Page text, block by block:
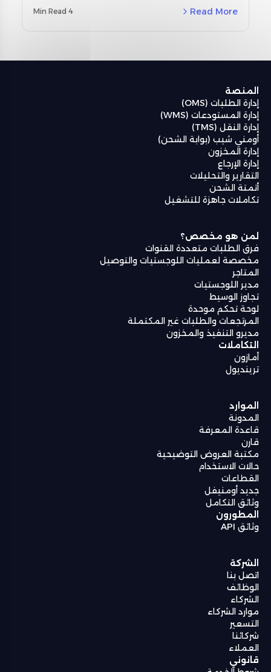
مخصصة لمنطقة الشرق الأوسط وشمال أفريقيا
المستودعات من أومنيفل (Omniful WMS).
Read More
4 Min Read
المنصة
إدارة الطلبات (OMS)
إدارة المستودعات (WMS)
إدارة النقل (TMS)
أومني شيب (بوابة الشحن)
إدارة المخزون
إدارة الإرجاع
التقارير والتحليلات
أتمتة الشحن
تكاملات جاهزة للتشغيل
لمن هو مخصص؟
فرق الطلبات متعددة القنوات
مخصصة لعمليات اللوجستيات والتوصيل
المتاجر
مدير اللوجستيات
تجاوز الوسيط
لوحة تحكم موحدة
المرتجعات والطلبات غير المكتملة
مديرو التنفيذ والمخزون
التكاملات
أمازون
ترينديول
الموارد
المدونة
قاعدة المعرفة
قارن
مكتبة العروض التوضيحية
حالات الاستخدام
القطاعات
جديد أومنيفل
وثائق التكامل
المطورون
وثائق API
الشركة
اتصل بنا
الوظائف
الشركاء
موارد الشركاء
التسعير
شركائنا
العملاء
قانوني